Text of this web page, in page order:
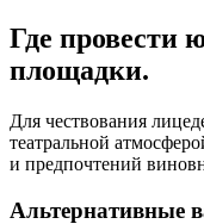
Где провести
площадки.
Для чествования
театральной
и предпочтений
Альтернативные